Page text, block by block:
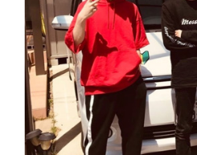
好きが集まる 比べて選べる
ビジネスと働き方のヒント
AI活用のいまが分かる
企業ITのトレンドを詳説
経営リーダーのコミュニティ